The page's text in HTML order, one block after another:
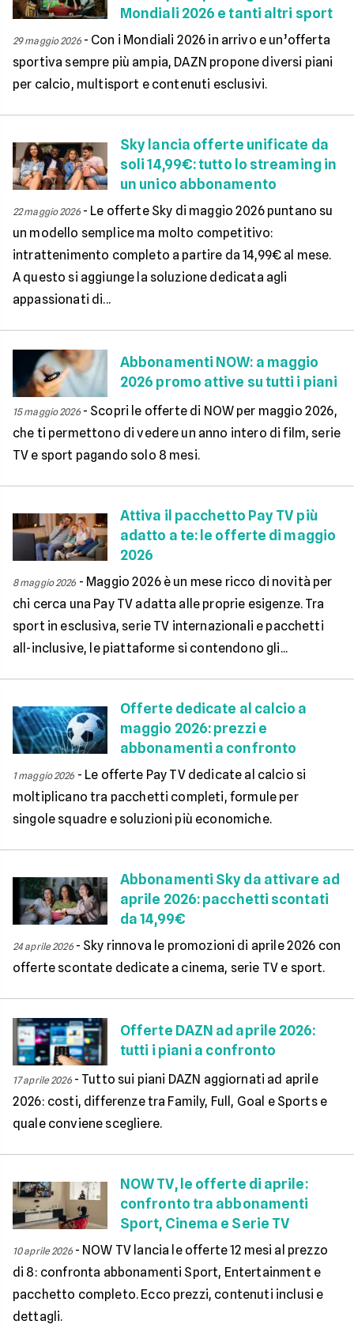
Mondiali 2026 e tanti altri sport
29 maggio 2026- Con i Mondiali 2026 in arrivo e un’offerta
sportiva sempre più ampia, DAZN propone diversi piani
per calcio, multisport e contenuti esclusivi.
Sky lancia offerte unificate da
soli 14,99€: tutto lo streaming in
un unico abbonamento
22 maggio 2026- Le offerte Sky di maggio 2026 puntano su
un modello semplice ma molto competitivo:
intrattenimento completo a partire da 14,99€ al mese.
A questo si aggiunge la soluzione dedicata agli
appassionati di...
Abbonamenti NOW: a maggio
2026 promo attive su tutti i piani
15 maggio 2026- Scopri le offerte di NOW per maggio 2026,
che ti permettono di vedere un anno intero di film, serie
TV e sport pagando solo 8 mesi.
Attiva il pacchetto Pay TV più
adatto a te: le offerte di maggio
2026
8 maggio 2026 - Maggio 2026 è un mese ricco di novità per
chi cerca una Pay TV adatta alle proprie esigenze. Tra
sport in esclusiva, serie TV internazionali e pacchetti
all-inclusive, le piattaforme si contendono gli...
Offerte dedicate al calcio a
maggio 2026: prezzi e
abbonamenti a confronto
1 maggio 2026 - Le offerte Pay TV dedicate al calcio si
moltiplicano tra pacchetti completi, formule per
singole squadre e soluzioni più economiche.
Abbonamenti Sky da attivare ad
aprile 2026: pacchetti scontati
da 14,99€
24 aprile 2026- Sky rinnova le promozioni di aprile 2026 con
offerte scontate dedicate a cinema, serie TV e sport.
Offerte DAZN ad aprile 2026:
tutti i piani a confronto
17 aprile 2026- Tutto sui piani DAZN aggiornati ad aprile
2026: costi, differenze tra Family, Full, Goal e Sports e
quale conviene scegliere.
NOW TV, le offerte di aprile:
confronto tra abbonamenti
Sport, Cinema e Serie TV
10 aprile 2026- NOW TV lancia le offerte 12 mesi al prezzo
di 8: confronta abbonamenti Sport, Entertainment e
pacchetto completo. Ecco prezzi, contenuti inclusi e
dettagli.